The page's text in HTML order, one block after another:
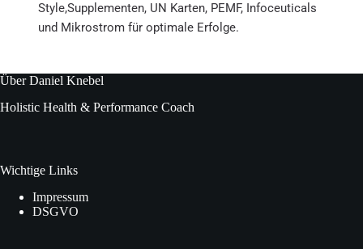
Style,Supplementen, UN Karten, PEMF, Infoceuticals
und Mikrostrom für optimale Erfolge.
Über Daniel Knebel
Holistic Health & Performance Coach
Wichtige Links
Impressum
DSGVO